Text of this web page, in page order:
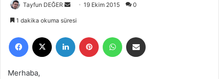
Tayfun DEĞER
e
-
19 Ekim 2015 0
1 dakika okuma süresi
Merhaba,